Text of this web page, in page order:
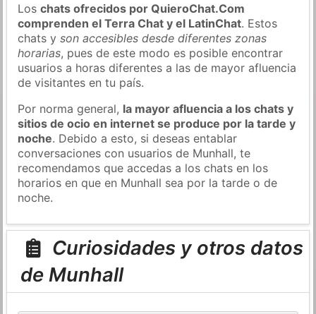
Loschats ofrecidos por QuieroChat.Com
comprenden el Terra Chat y el LatinChat. Estos
chats yson accesibles desde diferentes zonas
horarias, pues de este modo es posible encontrar
usuarios a horas diferentes a las de mayor afluencia
de visitantes en tu país.
Por norma general, la mayor afluencia a los chats y
sitios de ocio en internet se produce por la tarde y
noche. Debido a esto, si deseas entablar
conversaciones con usuarios de Munhall, te
recomendamos que accedas a los chats en los
horarios en que en Munhall sea por la tarde o de
noche.
Curiosidades y otros datos
de Munhall